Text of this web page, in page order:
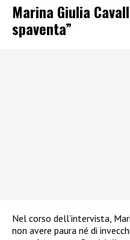
Marina Giulia
spaventa”
Nel corso dell’intervista,
non avere paura né di